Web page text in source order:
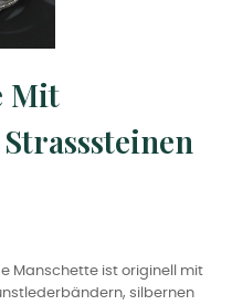
Mit
Manschette ist originell mit
silbernen